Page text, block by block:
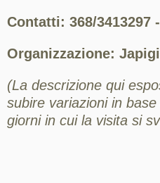
Contatti: 368/3413297 -
Organizzazione:
(La descrizione qui
subire variazioni in
giorni in cui la visita si